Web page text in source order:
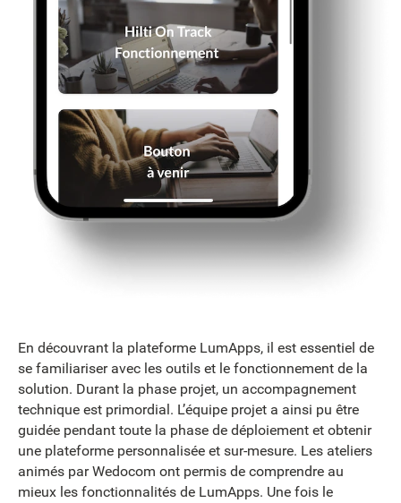
En découvrant la plateforme LumApps, il est essentiel de
se familiariser avec les outils et le fonctionnement de la
solution. Durant la phase projet, un accompagnement
technique est primordial. L’équipe projet a ainsi pu être
guidée pendant toute la phase de déploiement et obtenir
une plateforme personnalisée et sur-mesure. Les ateliers
animés par Wedocom ont permis de comprendre au
mieux les fonctionnalités de LumApps. Une fois le